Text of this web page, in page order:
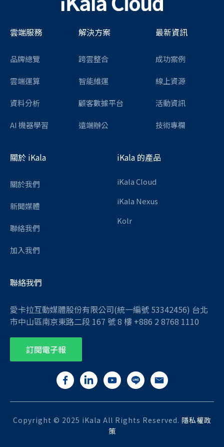
雲端服務
品牌總覽
雲端運算
資料分析
AI 機器學習
解決方案
跨雲整合
智能維運
顧客數據平台
遠端辦公
最新資訊
成功案例
線上資源
活動資訊
技術專欄
關於 iKala
關於我們
新聞媒體
聯絡我們
加入我們
iKala 的產品
iKala Cloud
iKala Nexus
Kolr
聯絡我們
愛卡拉互動媒體股份有限公司(統一編號 53342456) 台北
市中山區南京東路二段 167 號 8 樓 +886 2 8768 1110
訂閱電子報
Copyright © 2025 iKala All Rights Reserved. 隱私權政
策